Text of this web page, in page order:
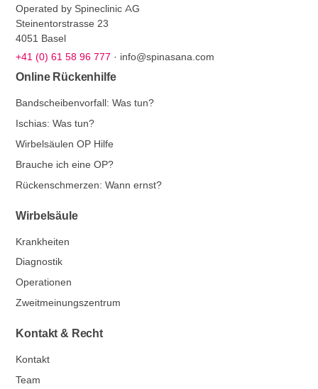
Operated by Spineclinic AG
Steinentorstrasse 23
4051 Basel
+41 (0) 61 58 96 777 · info@spinasana.com
Online Rückenhilfe
Bandscheibenvorfall: Was tun?
Ischias: Was tun?
Wirbelsäulen OP Hilfe
Brauche ich eine OP?
Rückenschmerzen: Wann ernst?
Wirbelsäule
Krankheiten
Diagnostik
Operationen
Zweitmeinungszentrum
Kontakt & Recht
Kontakt
Team